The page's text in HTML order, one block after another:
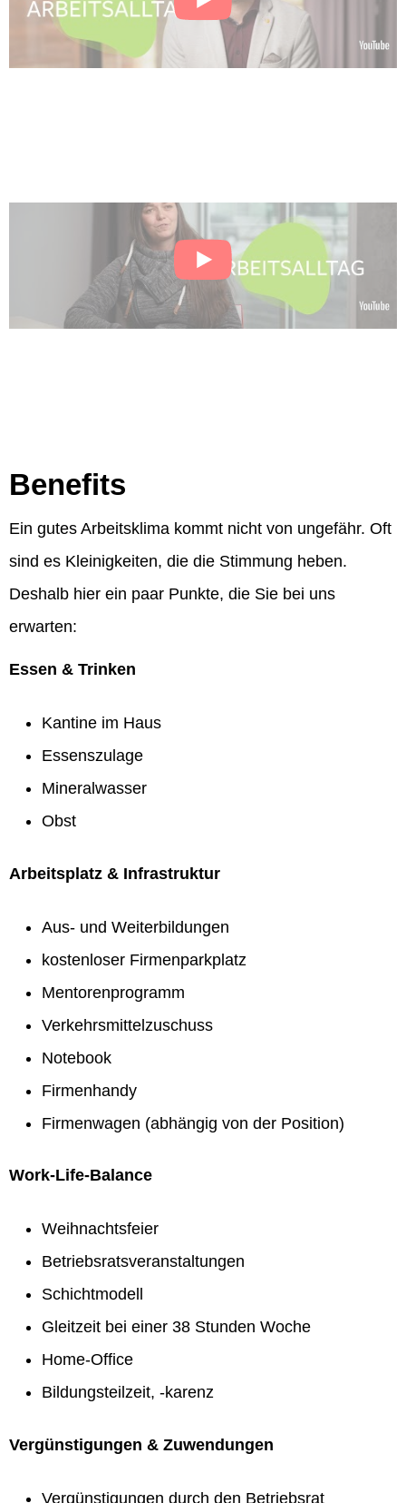
Benefits
Ein gutes Arbeitsklima kommt nicht von ungefähr. Oft
sind es Kleinigkeiten, die die Stimmung heben.
Deshalb hier ein paar Punkte, die Sie bei uns
erwarten:
Essen & Trinken
Kantine im Haus
Essenszulage
Mineralwasser
Obst
Arbeitsplatz & Infrastruktur
Aus- und Weiterbildungen
kostenloser Firmenparkplatz
Mentorenprogramm
Verkehrsmittelzuschuss
Notebook
Firmenhandy
Firmenwagen (abhängig von der Position)
Work-Life-Balance
Weihnachtsfeier
Betriebsratsveranstaltungen
Schichtmodell
Gleitzeit bei einer 38 Stunden Woche
Home-Office
Bildungsteilzeit, -karenz
Vergünstigungen & Zuwendungen
Vergünstigungen durch den Betriebsrat